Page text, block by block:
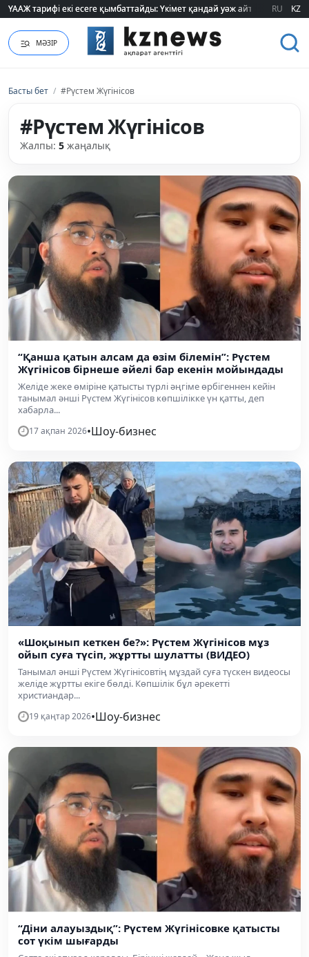
ҮААЖ тарифі екі есеге қымбаттайды: Үкімет қандай уәж айтады?
ҮААЖ тарифі екі есеге қымбаттайды: Үкімет қандай уәж айтады? RU KZ
МӘЗІР
Басты бет / #Рүстем Жүгінісов
#Рүстем Жүгінісов
Жалпы: 5 жаңалық
“Қанша қатын алсам да өзім білемін”: Рүстем
Жүгінісов бірнеше әйелі бар екенін мойындады
Желіде жеке өміріне қатысты түрлі әңгіме өрбігеннен кейін
танымал әнші Рүстем Жүгінісов көпшілікке үн қатты, деп
хабарла...
17 ақпан 2026•Шоу-бизнес
«Шоқынып кеткен бе?»: Рүстем Жүгінісов мұз
ойып суға түсіп, жұртты шулатты (ВИДЕО)
Танымал әнші Рүстем Жүгінісовтің мұздай суға түскен видеосы
желіде жұртты екіге бөлді. Көпшілік бұл әрекетті
христиандар...
19 қаңтар 2026•Шоу-бизнес
“Діни алауыздық”: Рүстем Жүгінісовке қатысты
сот үкім шығарды